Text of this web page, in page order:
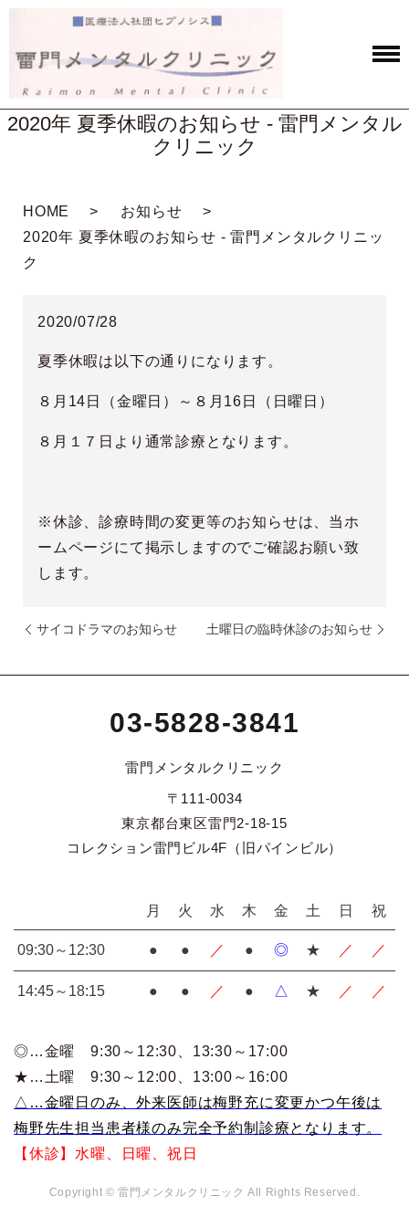
2020年 夏季休暇のお知らせ - 雷門メンタル
クリニック
HOME
お知らせ
2020年 夏季休暇のお知らせ - 雷門メンタルクリニッ
ク
2020/07/28
夏季休暇は以下の通りになります。
８月14日（金曜日）～８月16日（日曜日）
８月１７日より通常診療となります。
※休診、診療時間の変更等のお知らせは、当ホ
ームページにて掲示しますのでご確認お願い致
します。
サイコドラマのお知らせ 土曜日の臨時休診のお知らせ
03-5828-3841
雷門メンタルクリニック
〒111-0034
東京都台東区雷門2-18-15
コレクション雷門ビル4F（旧パインビル）
月 火 水 木 金 土 日 祝
09:30～12:30 ● ● ／ ● ◎ ★ ／ ／
14:45～18:15 ● ● ／ ● △ ★ ／ ／
◎…金曜 9:30～12:30 、13:30～17:00
★…土曜 9:30～12:00 、13:00～16:00
△…金曜日のみ、外来医師は梅野充に変更かつ午後は
梅野先生担当患者様のみ完全予約制診療となります。
【休診】水曜、日曜、祝日
Copyright © 雷門メンタルクリニック All Rights Reserved.